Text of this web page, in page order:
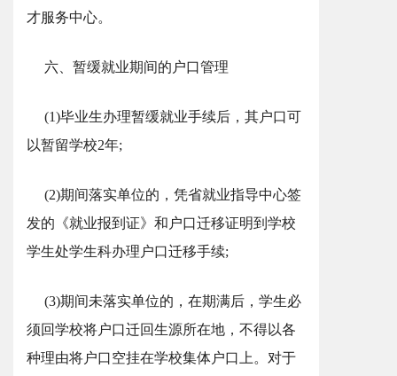
才服务中心。
六、暂缓就业期间的户口管理
(1)毕业生办理暂缓就业手续后，其户口可
以暂留学校2年;
(2)期间落实单位的，凭省就业指导中心签
发的《就业报到证》和户口迁移证明到学校
学生处学生科办理户口迁移手续;
(3)期间未落实单位的，在期满后，学生必
须回学校将户口迁回生源所在地，不得以各
种理由将户口空挂在学校集体户口上。对于